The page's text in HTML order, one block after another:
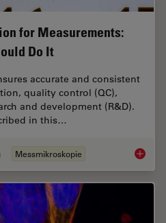
for Measurements:
Do It
accurate and consistent
quality control (QC),
and development (R&D).
in this…
Messmikroskopie